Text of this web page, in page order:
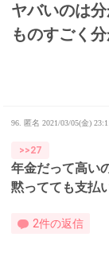
ヤバいのは
ものすごく分
96. 匿名 2021/03/05(金)
>>27
年金だって高い
黙ってても支払
2件の返信